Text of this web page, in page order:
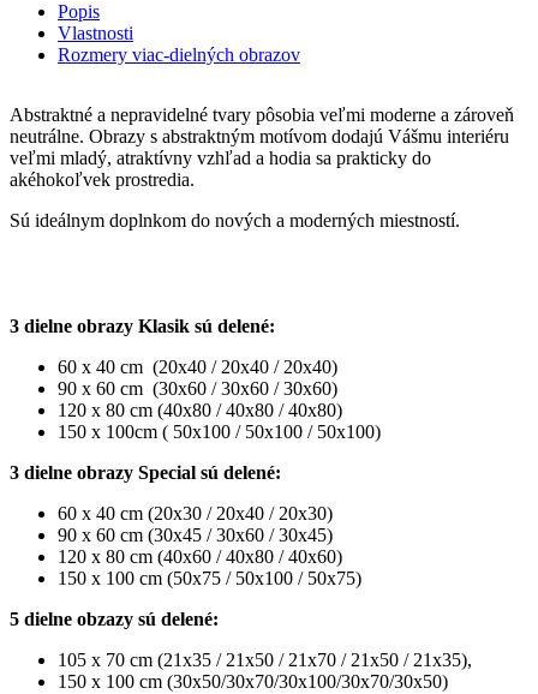
Popis
Vlastnosti
Rozmery viac-dielných obrazov
Abstraktné a nepravidelné tvary pôsobia veľmi moderne a zároveň
neutrálne. Obrazy s abstraktným motívom dodajú Vášmu interiéru
veľmi mladý, atraktívny vzhľad a hodia sa prakticky do
akéhokoľvek prostredia.
Sú ideálnym doplnkom do nových a moderných miestností.
3 dielne obrazy Klasik sú delené:
60 x 40 cm (20x40 / 20x40 / 20x40)
90 x 60 cm (30x60 / 30x60 / 30x60)
120 x 80 cm (40x80 / 40x80 / 40x80)
150 x 100cm ( 50x100 / 50x100 / 50x100)
3 dielne obrazy Special sú delené:
60 x 40 cm (20x30 / 20x40 / 20x30)
90 x 60 cm (30x45 / 30x60 / 30x45)
120 x 80 cm (40x60 / 40x80 / 40x60)
150 x 100 cm (50x75 / 50x100 / 50x75)
5 dielne obzazy sú delené:
105 x 70 cm (21x35 / 21x50 / 21x70 / 21x50 / 21x35),
150 x 100 cm (30x50/30x70/30x100/30x70/30x50)